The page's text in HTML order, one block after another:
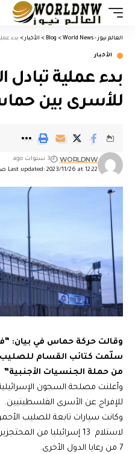
العالم نيوز - World News >
Blog
> الأخبار > بدء
الأخبار
بدء عملية تبادل
للأسرى بين
Last updated: 2023/11/26 at 12:22 صباحًا
WORLDNW 3 سنوات ago
وقالت حركة حماس في بيان: “في
من حملة الجنسيات الأجنبية”
وأعلنت مصلحة السجون
للإفراج عن الأسرى الفلسطينيين.
وكانت سيارات تابعة للصليب
لاستلام 13 إسرائيليا من
7 من رعايا الدول الأخرى.